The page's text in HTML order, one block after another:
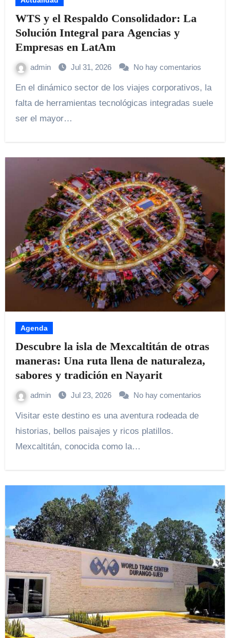
WTS y el Respaldo Consolidador: La
Solución Integral para Agencias y
Empresas en LatAm
admin Jul 31, 2026 No hay comentarios
En el dinámico sector de los viajes corporativos, la
falta de herramientas tecnológicas integradas suele
ser el mayor…
Agenda
Descubre la isla de Mexcaltitán de otras
maneras: Una ruta llena de naturaleza,
sabores y tradición en Nayarit
admin Jul 23, 2026 No hay comentarios
Visitar este destino es una aventura rodeada de
historias, bellos paisajes y ricos platillos.
Mexcaltitán, conocida como la…